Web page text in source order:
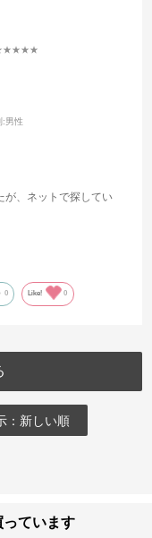
:男性
が、ネットで探してい
た。
0 Like! 0
：新しい順
っています